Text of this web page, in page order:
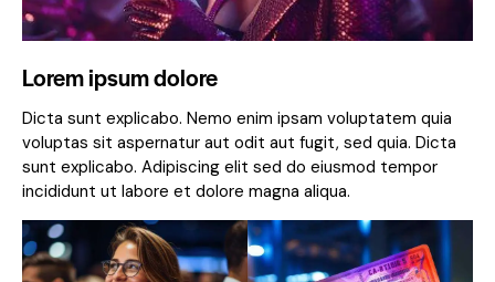
Lorem ipsum dolore
Dicta sunt explicabo. Nemo enim ipsam voluptatem quia
voluptas sit aspernatur aut odit aut fugit, sed quia. Dicta
sunt explicabo. Adipiscing elit sed do eiusmod tempor
incididunt ut labore et dolore magna aliqua.